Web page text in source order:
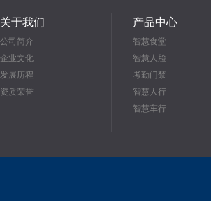
关于我们
公司简介
企业文化
发展历程
资质荣誉
产品中心
智慧食堂
智慧人脸
考勤门禁
智慧人行
智慧车行